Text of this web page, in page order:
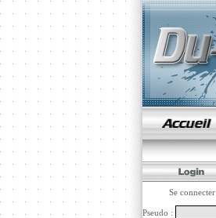
Se connecter
Pseudo :